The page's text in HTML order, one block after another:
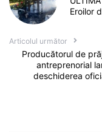
Eroilor
Articolul următor
Producătorul de
antreprenorial
deschiderea